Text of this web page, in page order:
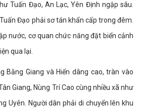
Tuấn Đạo, An Lạc, Yên Định ngập sâu.
Đạo phải sơ tán khẩn cấp trong đêm.
nước, cơ quan chức năng đặt biển cảnh
qua lại.
Bằng Giang và Hiến dâng cao, tràn vào
Giang, Nùng Trí Cao cùng nhiều xã như
Uyên. Người dân phải di chuyển lên khu